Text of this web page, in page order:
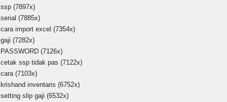
ssp(7897x)
serial (7885x)
cara import excel (7354x)
gaji (7282x)
PASSWORD (7126x)
cetak ssp tidak pas (7122x)
cara (7103x)
krishand inventaris (6752x)
setting slip gaji (6532x)